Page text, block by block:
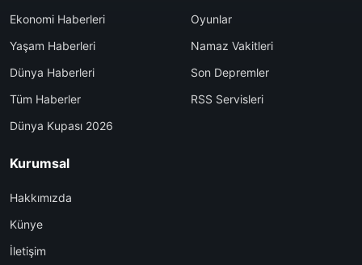
Ekonomi Haberleri
Yaşam Haberleri
Dünya Haberleri
Tüm Haberler
Dünya Kupası 2026
Oyunlar
Namaz Vakitleri
Son Depremler
RSS Servisleri
Kurumsal
Hakkımızda
Künye
İletişim